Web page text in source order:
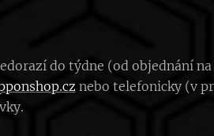
do týdne (od objednání
nebo telefonicky (v